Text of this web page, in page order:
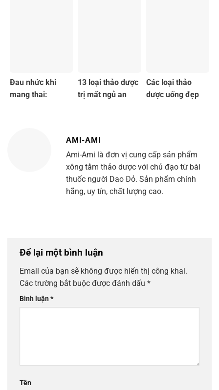
Đau nhức khi
mang thai:
13 loại thảo dược
trị mất ngủ an
Các loại thảo
dược uống đẹp
AMI-AMI
Ami-Ami là đơn vị cung cấp sản phẩm
xông tắm thảo dược với chủ đạo từ bài
thuốc người Dao Đỏ. Sản phẩm chính
hãng, uy tín, chất lượng cao.
Để lại một bình luận
Email của bạn sẽ không được hiển thị công khai.
Các trường bắt buộc được đánh dấu *
Bình luận*
Tên